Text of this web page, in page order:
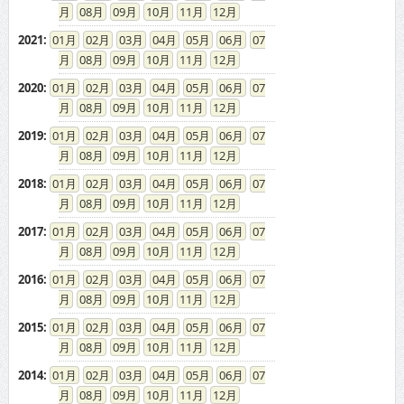
08
09 10 11
12
2021: 01 02 03 04 05 06
07
08
09 10 11
12
2020: 01 02 03 04 05 06
07
08
09 10 11
12
2019: 01 02 03 04 05 06
07
08
09 10 11
12
2018: 01 02 03 04 05 06
07
08
09 10 11
12
2017: 01 02 03 04 05 06
07
08
09 10 11
12
2016: 01 02 03 04 05 06
07
08
09 10 11
12
2015: 01 02 03 04 05 06
07
08
09 10 11
12
2014: 01 02 03 04 05 06
07
08
09 10 11
12